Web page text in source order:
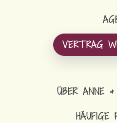
VERTRAG
ÜBER ANNE
HÄUFIGE